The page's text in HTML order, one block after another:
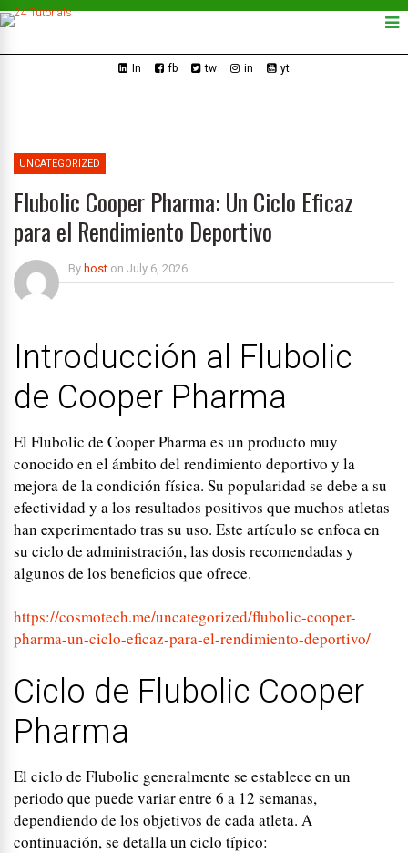
In fb tw in yt
UNCATEGORIZED
Flubolic Cooper Pharma: Un Ciclo Eficaz
para el Rendimiento Deportivo
By host on July 6, 2026
Introducción al Flubolic
de Cooper Pharma
El Flubolic de Cooper Pharma es un producto muy
conocido en el ámbito del rendimiento deportivo y la
mejora de la condición física. Su popularidad se debe a su
efectividad y a los resultados positivos que muchos atletas
han experimentado tras su uso. Este artículo se enfoca en
su ciclo de administración, las dosis recomendadas y
algunos de los beneficios que ofrece.
https://cosmotech.me/uncategorized/flubolic-cooper-
pharma-un-ciclo-eficaz-para-el-rendimiento-deportivo/
Ciclo de Flubolic Cooper
Pharma
El ciclo de Flubolic generalmente se establece en un
periodo que puede variar entre 6 a 12 semanas,
dependiendo de los objetivos de cada atleta. A
continuación, se detalla un ciclo típico: